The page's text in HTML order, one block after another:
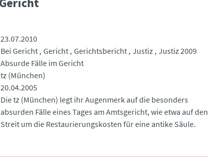
23.07.2010
Bei Gericht Gericht Gerichtsbericht Justiz Justiz 2009
Absurde Fälle im Gericht
tz (München)
20.04.2005
Die tz (München) legt ihr Augenmerk auf die besonders
absurden Fälle eines Tages am Amtsgericht, wie etwa auf den
Streit um die Restaurierungskosten für eine antike Säule.